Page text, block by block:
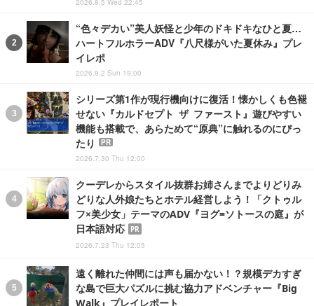
“色々デカい”美人妖怪と少年のドキドキなひと夏…
ハートフルホラーADV『八尺様がいた夏休み』プレ
イレポ
2026.8.2 Sun 19:00
シリーズ第1作が現行機向けに復活！懐かしくも色褪
せない『カルドセプト ザ ファースト』遊びやすい
機能も搭載で、あらためて“原典”に触れるのにぴっ
たり
PR
2026.7.30 Thu 12:00
クーデレからスタイル抜群お姉さんまでよりどりみ
どりな人外娘たちとホテル経営しよう！「クトゥル
フ×美少女」テーマのADV『ヨグ=ソトースの庭』が
日本語対応
PR
2026.7.23 Thu 12:05
遠く離れた仲間には声も届かない！？規模デカすぎ
な島で巨大パズルに挑む協力アドベンチャー『Big
Walk』プレイレポート